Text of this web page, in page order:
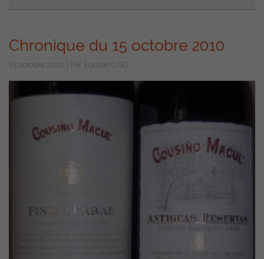
Chronique du 15 octobre 2010
15 octobre 2010 | Par Équipe CJSO